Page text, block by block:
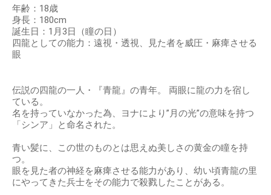
年齢：18歳
身長：180cm
誕生日：1月3日（瞳の日）
四龍としての能力：遠視・透視、見た者を威圧・麻痺させる
眼
伝説の四龍の一人・『青龍』の青年。 両眼に龍の力を宿し
ている。
名を持っていなかった為、ヨナにより”月の光”の意味を持つ
「シンア」と命名された。
青い髪に、この世のものとは思えぬ美しさの黄金の瞳を持
つ。
眼を見た者の神経を麻痺させる能力があり、幼い頃青龍の里
にやってきた兵士をその能力で殺戮したことがある。